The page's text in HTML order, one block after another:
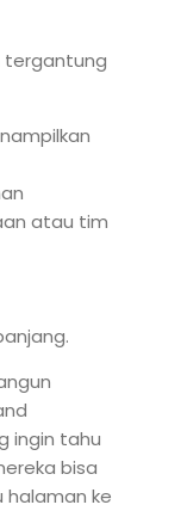
tergantung
atau tim
ingin tahu
bisa
ke